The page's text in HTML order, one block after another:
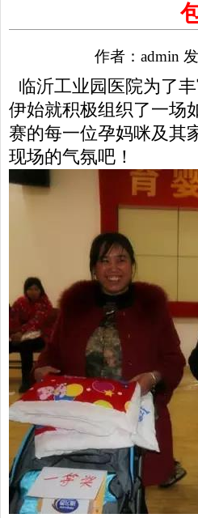
作者：admin
临沂工业园医院为了
伊始就积极组织了一场
赛的每一位孕妈咪及其
现场的气氛吧！